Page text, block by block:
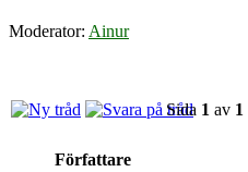
Moderator: Ainur
Sida 1 av 1
Författare